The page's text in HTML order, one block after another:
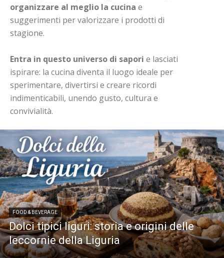
organizzare al meglio la cucina e
suggerimenti per valorizzare i prodotti di
stagione.
Entra in questo universo di sapori e lasciati
ispirare: la cucina diventa il luogo ideale per
sperimentare, divertirsi e creare ricordi
indimenticabili, unendo gusto, cultura e
convivialità.
FOOD & BEVERAGE
Dolci tipici liguri: storia e origini delle
leccornie della Liguria